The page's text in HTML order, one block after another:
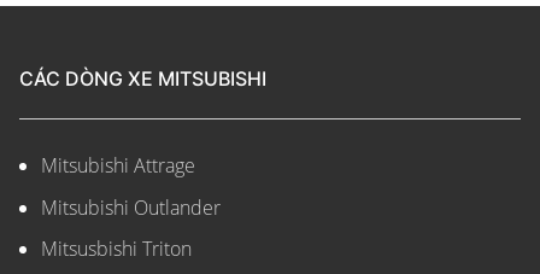
CÁC DÒNG XE MITSUBISHI
Mitsubishi Attrage
Mitsubishi Outlander
Mitsusbishi Triton